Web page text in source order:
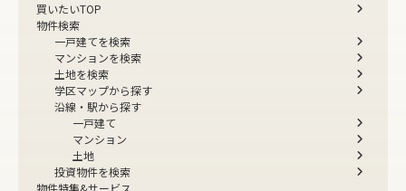
買いたいTOP
物件検索
一戸建てを検索
マンションを検索
土地を検索
学区マップから探す
沿線・駅から探す
一戸建て
マンション
土地
投資物件を検索